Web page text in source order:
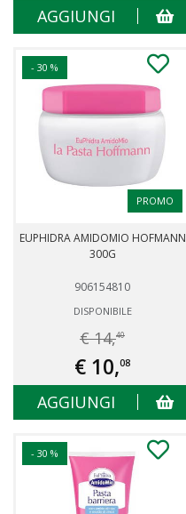
AGGIUNGI
- 30 %
PROMO
EUPHIDRA AMIDOMIO HOFMANN
300G
906154810
DISPONIBILE
€ 14,40
€ 10,08
AGGIUNGI
- 30 %